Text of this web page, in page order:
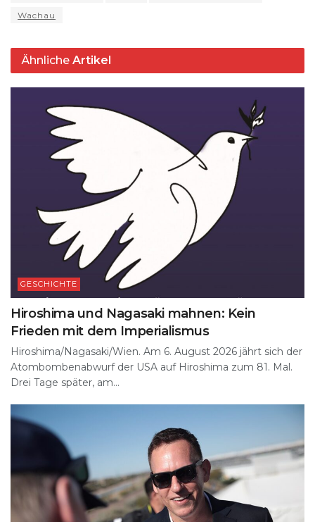
Wachau
Ähnliche Artikel
GESCHICHTE
Hiroshima und Nagasaki mahnen: Kein
Frieden mit dem Imperialismus
Hiroshima/Nagasaki/Wien. Am 6. August 2026 jährt sich der
Atombombenabwurf der USA auf Hiroshima zum 81. Mal.
Drei Tage später, am...